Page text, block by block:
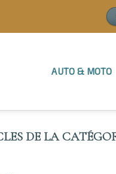
AUTO & MOTO